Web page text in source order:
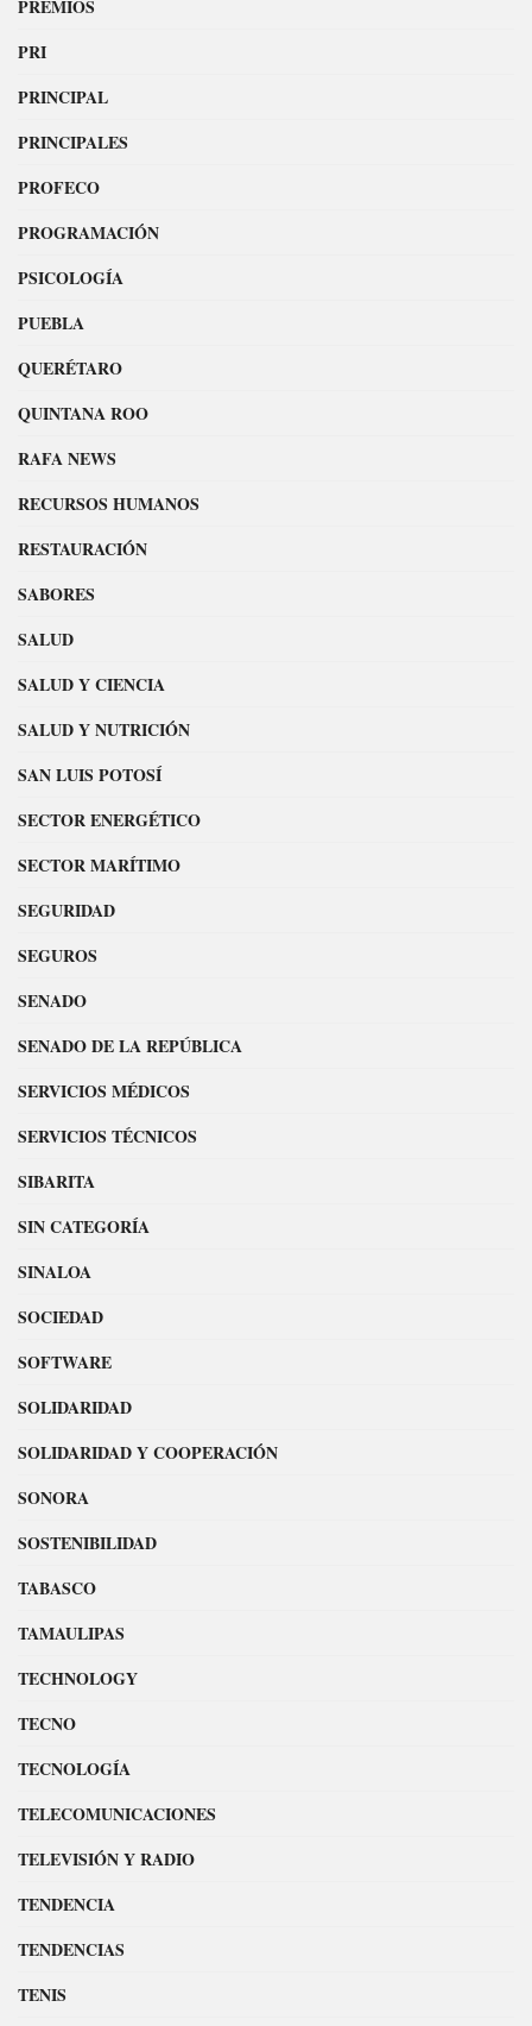
PREMIOS
PRI
PRINCIPAL
PRINCIPALES
PROFECO
PROGRAMACIÓN
PSICOLOGÍA
PUEBLA
QUERÉTARO
QUINTANA ROO
RAFA NEWS
RECURSOS HUMANOS
RESTAURACIÓN
SABORES
SALUD
SALUD Y CIENCIA
SALUD Y NUTRICIÓN
SAN LUIS POTOSÍ
SECTOR ENERGÉTICO
SECTOR MARÍTIMO
SEGURIDAD
SEGUROS
SENADO
SENADO DE LA REPÚBLICA
SERVICIOS MÉDICOS
SERVICIOS TÉCNICOS
SIBARITA
SIN CATEGORÍA
SINALOA
SOCIEDAD
SOFTWARE
SOLIDARIDAD
SOLIDARIDAD Y COOPERACIÓN
SONORA
SOSTENIBILIDAD
TABASCO
TAMAULIPAS
TECHNOLOGY
TECNO
TECNOLOGÍA
TELECOMUNICACIONES
TELEVISIÓN Y RADIO
TENDENCIA
TENDENCIAS
TENIS